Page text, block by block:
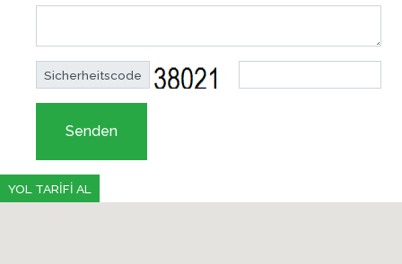
Sicherheitscode
Senden
YOL TARİFİ AL